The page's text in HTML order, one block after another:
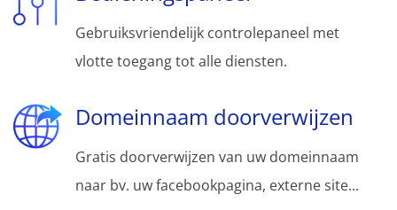
Gebruiksvriendelijk controlepaneel met
vlotte toegang tot alle diensten.
Domeinnaam doorverwijzen
Gratis doorverwijzen van uw domeinnaam
naar bv. uw facebookpagina, externe site...